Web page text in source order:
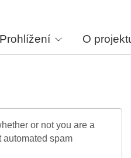
Prohlížení O
or not you are a
automated spam